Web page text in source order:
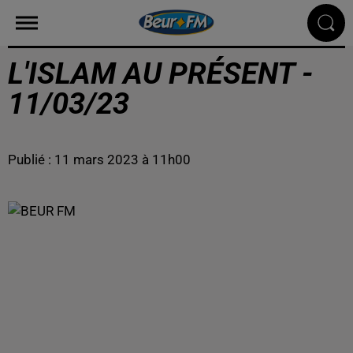
L'ISLAM AU PRÉSENT -
11/03/23
Publié : 11 mars 2023 à 11h00